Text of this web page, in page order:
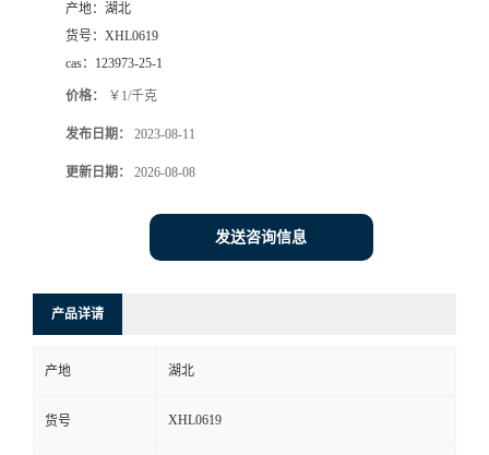
产地： 湖北
货号： XHL0619
cas： 123973-25-1
价格： ￥1/千克
发布日期： 2023-08-11
更新日期： 2026-08-08
发送咨询信息
产品详请
产地 湖北
货号 XHL0619